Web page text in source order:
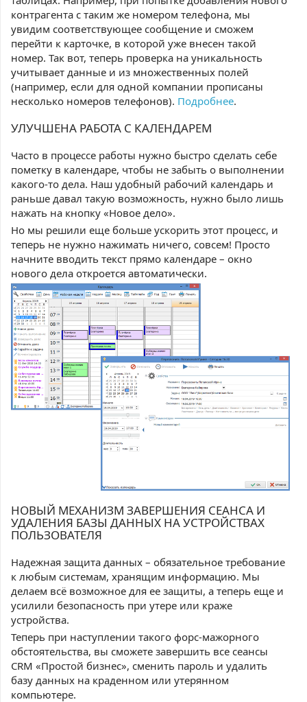
контрагента с таким же номером телефона, мы
увидим соответствующее сообщение и сможем
перейти к карточке, в которой уже внесен такой
номер. Так вот, теперь проверка на уникальность
учитывает данные и из множественных полей
(например, если для одной компании прописаны
несколько номеров телефонов). Подробнее.
УЛУЧШЕНА РАБОТА С КАЛЕНДАРЕМ
Часто в процессе работы нужно быстро сделать себе
пометку в календаре, чтобы не забыть о выполнении
какого-то дела. Наш удобный рабочий календарь и
раньше давал такую возможность, нужно было лишь
нажать на кнопку «Новое дело».
Но мы решили еще больше ускорить этот процесс, и
теперь не нужно нажимать ничего, совсем! Просто
начните вводить текст прямо календаре – окно
нового дела откроется автоматически.
НОВЫЙ МЕХАНИЗМ ЗАВЕРШЕНИЯ СЕАНСА И
УДАЛЕНИЯ БАЗЫ ДАННЫХ НА УСТРОЙСТВАХ
ПОЛЬЗОВАТЕЛЯ
Надежная защита данных – обязательное требование
к любым системам, хранящим информацию. Мы
делаем всё возможное для ее защиты, а теперь еще и
усилили безопасность при утере или краже
устройства.
Теперь при наступлении такого форс-мажорного
обстоятельства, вы сможете завершить все сеансы
CRM «Простой бизнес», сменить пароль и удалить
базу данных на краденном или утерянном
компьютере.